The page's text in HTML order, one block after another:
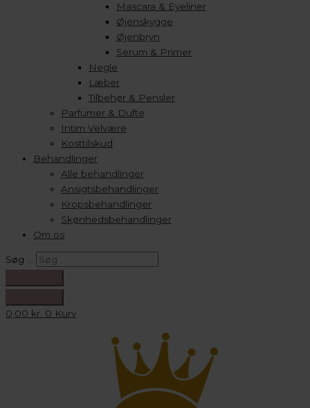
Mascara & Eyeliner
Øjenskygge
Øjenbryn
Serum & Primer
Negle
Læber
Tilbehør & Pensler
Parfumer & Dufte
Intim Velvære
Kosttilskud
Behandlinger
Alle behandlinger
Ansigtsbehandlinger
Kropsbehandlinger
Skønhedsbehandlinger
Om os
Søg …
0,00 kr. 0 Kurv